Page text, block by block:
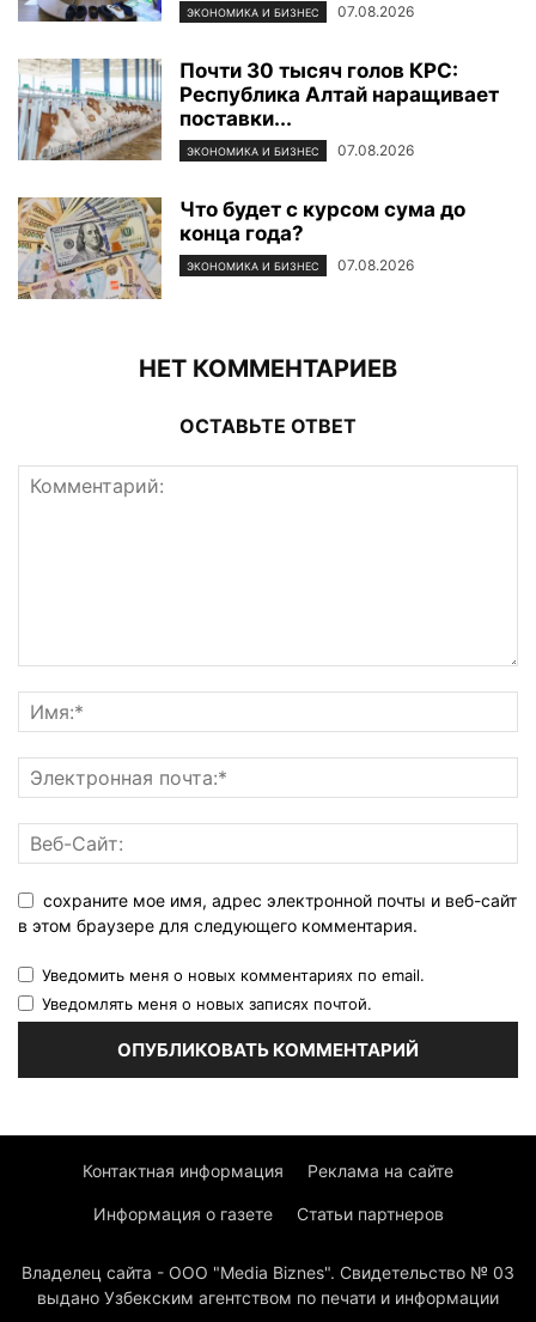
ЭКОНОМИКА И БИЗНЕС 07.08.2026
Почти 30 тысяч голов КРС:
Республика Алтай наращивает
поставки...
ЭКОНОМИКА И БИЗНЕС 07.08.2026
Что будет с курсом сума до
конца года?
ЭКОНОМИКА И БИЗНЕС 07.08.2026
НЕТ КОММЕНТАРИЕВ
ОСТАВЬТЕ ОТВЕТ
сохраните мое имя, адрес электронной почты и веб-сайт
в этом браузере для следующего комментария.
Уведомить меня о новых комментариях по email.
Уведомлять меня о новых записях почтой.
Контактная информация Реклама на сайте
Информация о газете Статьи партнеров
Владелец сайта - ООО "Media Biznes". Свидетельство № 03
выдано Узбекским агентством по печати и информации